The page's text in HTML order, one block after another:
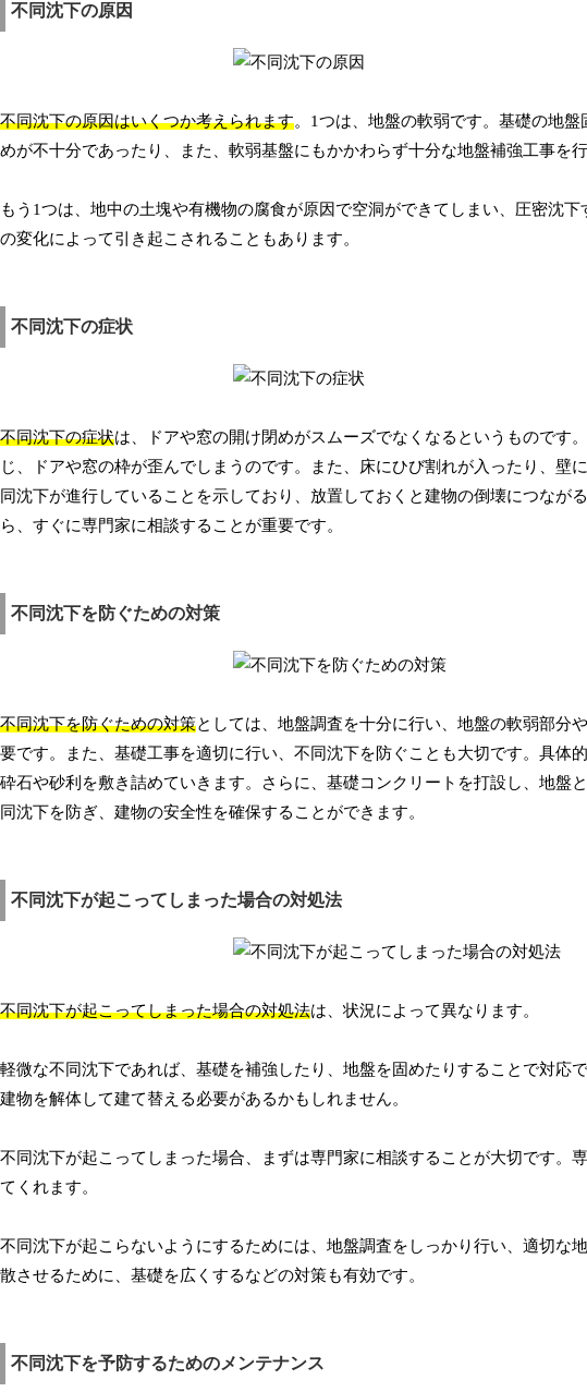
不同沈下の原因
不同沈下の原因はいくつか考えられます。1つは、地盤の軟弱です。基礎の地
めが不十分であったり、また、軟弱基盤にもかかわらず十分な地盤補強工事を
もう1つは、地中の土塊や有機物の腐食が原因で空洞ができてしまい、圧密沈
の変化によって引き起こされることもあります。
不同沈下の症状
不同沈下の症状は、ドアや窓の開け閉めがスムーズでなくなるというものです
じ、ドアや窓の枠が歪んでしまうのです。また、床にひび割れが入ったり、壁
同沈下が進行していることを示しており、放置しておくと建物の倒壊につなが
ら、すぐに専門家に相談することが重要です。
不同沈下を防ぐための対策
不同沈下を防ぐための対策としては、地盤調査を十分に行い、地盤の軟弱部分
要です。また、基礎工事を適切に行い、不同沈下を防ぐことも大切です。具体
砕石や砂利を敷き詰めていきます。さらに、基礎コンクリートを打設し、地盤
同沈下を防ぎ、建物の安全性を確保することができます。
不同沈下が起こってしまった場合の対処法
不同沈下が起こってしまった場合の対処法は、状況によって異なります。
軽微な不同沈下であれば、基礎を補強したり、地盤を固めたりすることで対応
建物を解体して建て替える必要があるかもしれません。
不同沈下が起こってしまった場合、まずは専門家に相談することが大切です。
てくれます。
不同沈下が起こらないようにするためには、地盤調査をしっかり行い、適切な
散させるために、基礎を広くするなどの対策も有効です。
不同沈下を予防するためのメンテナンス